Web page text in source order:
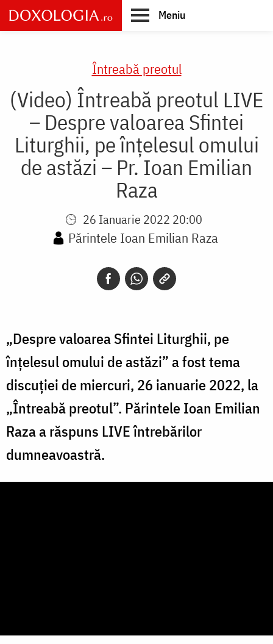
Skip
to
main
Meniu
Întreabă preotul
(Video) Întreabă preotul LIVE
– Despre valoarea Sfintei
Liturghii, pe înțelesul omului
de astăzi – Pr. Ioan Emilian
Raza
26 Ianuarie 2022 20:00
Părintele Ioan Emilian Raza
„Despre valoarea Sfintei Liturghii, pe
înțelesul omului de astăzi” a fost tema
discuției de miercuri, 26 ianuarie 2022, la
„Întreabă preotul”. Părintele Ioan Emilian
Raza a răspuns LIVE întrebărilor
dumneavoastră.